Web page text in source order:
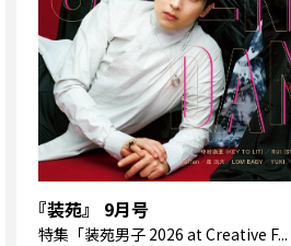
『装苑』 9月号
特集 「装苑男子 2026 at Creative F...